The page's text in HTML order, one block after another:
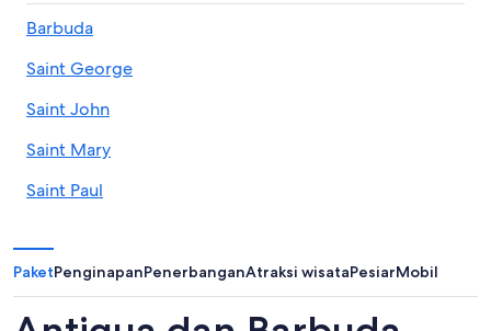
Barbuda
Saint George
Saint John
Saint Mary
Saint Paul
Saint Philip
PaketPenginapanPenerbanganAtraksi wisataPesiarMobil